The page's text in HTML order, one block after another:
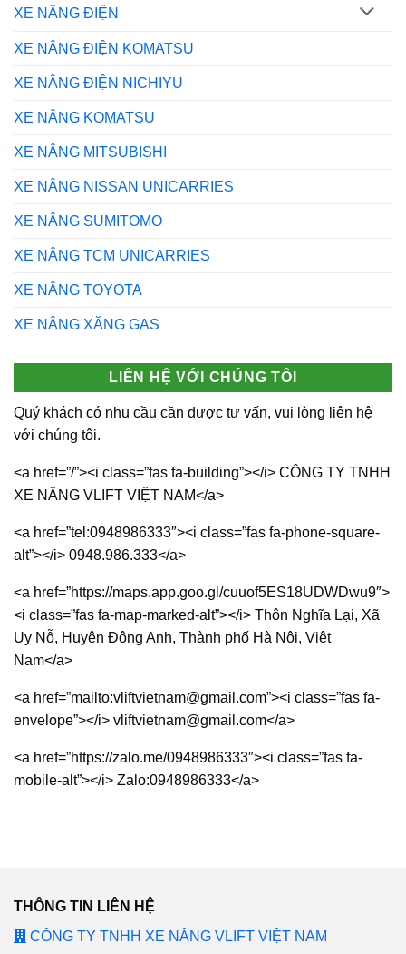
XE NÂNG ĐIỆN
XE NÂNG ĐIỆN KOMATSU
XE NÂNG ĐIỆN NICHIYU
XE NÂNG KOMATSU
XE NÂNG MITSUBISHI
XE NÂNG NISSAN UNICARRIES
XE NÂNG SUMITOMO
XE NÂNG TCM UNICARRIES
XE NÂNG TOYOTA
XE NÂNG XĂNG GAS
LIÊN HỆ VỚI CHÚNG TÔI
Quý khách có nhu cầu cần được tư vấn, vui lòng liên hệ
với chúng tôi.
<a href=”/”><i class=”fas fa-building”></i> CÔNG TY TNHH
XE NÂNG VLIFT VIỆT NAM</a>
<a href=”tel:0948986333″><i class=”fas fa-phone-square-
alt”></i> 0948.986.333</a>
<a href=”https://maps.app.goo.gl/cuuof5ES18UDWDwu9″>
<i class=”fas fa-map-marked-alt”></i> Thôn Nghĩa Lại, Xã
Uy Nỗ, Huyện Đông Anh, Thành phố Hà Nội, Việt
Nam</a>
<a href=”mailto:vliftvietnam@gmail.com”><i class=”fas fa-
envelope”></i> vliftvietnam@gmail.com</a>
<a href=”https://zalo.me/0948986333″><i class=”fas fa-
mobile-alt”></i> Zalo:0948986333</a>
THÔNG TIN LIÊN HỆ
CÔNG TY TNHH XE NÂNG VLIFT VIỆT NAM